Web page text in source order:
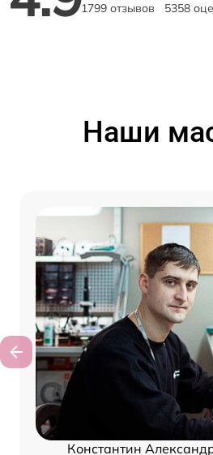
1799 отзывов 5358
Наши
Константин